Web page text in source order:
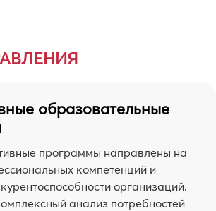
образовательные
программы направлены на
компетенций и
организаций.
анализ потребностей